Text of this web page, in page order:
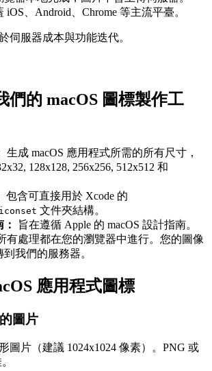
iOS、Android、Chrome 等主流平臺。
伺服器成本與功能迭代。
們的 macOS 圖標製作工
生成 macOS 應用程式所需的所有尺寸，
128x128, 256x256, 512x512 和
包含可直接用於 Xcode 的
文件夾結構。
旨在遵循 Apple 的 macOS 設計指南。
有處理都在您的瀏覽器中進行。您的圖像
我們的服務器。
應用程式圖標
圖片
圖片（建議 1024x1024 像素）。PNG 或